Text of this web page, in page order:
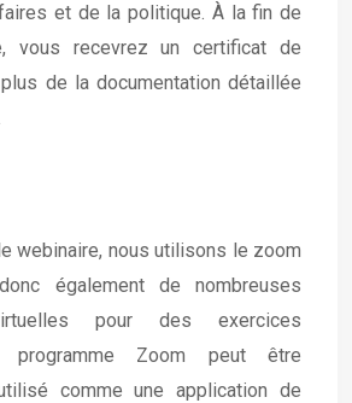
et de la politique. À la fin de
vous recevrez un certificat de
de la documentation détaillée
webinaire, nous utilisons le zoom
également de nombreuses
pour des exercices
programme Zoom peut être
comme une application de